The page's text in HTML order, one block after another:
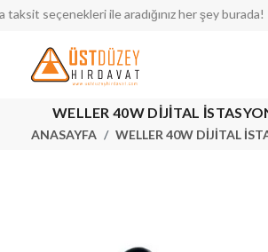
seçenekleri ile aradığınız her şey burada!
WELLER 40W DİJİTAL
ANASAYFA WELLER 40W DİJİTAL